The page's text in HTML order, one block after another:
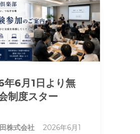
年6月1日より無
制度スター
株式会社
2026年6月1